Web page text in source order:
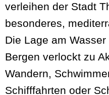
verleihen der Stadt
besonderes,
Die Lage am
Bergen verlockt zu
Wandern,
Schifffahrten oder